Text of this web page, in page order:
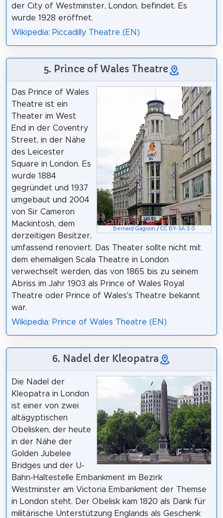
der City of Westminster, London, befindet. Es
wurde 1928 eröffnet.
Wikipedia: Piccadilly Theatre (EN)
5. Prince of Wales Theatre
Bernard Gagnon /CC BY-SA 3.0
Das Prince of Wales
Theatre ist ein
Theater im West
End in der Coventry
Street, in der Nähe
des Leicester
Square in London. Es
wurde 1884
gegründet und 1937
umgebaut und 2004
von Sir Cameron
Mackintosh, dem
derzeitigen Besitzer,
umfassend renoviert. Das Theater sollte nicht mit
dem ehemaligen Scala Theatre in London
verwechselt werden, das von 1865 bis zu seinem
Abriss im Jahr 1903 als Prince of Wales Royal
Theatre oder Prince of Wales's Theatre bekannt
war.
Wikipedia: Prince of Wales Theatre (EN)
6. Nadel der Kleopatra
Die Nadel der
Kleopatra in London
ist einer von zwei
altägyptischen
Obelisken, der heute
in der Nähe der
Golden Jubelee
Bridges und der U-
Bahn-Haltestelle Embankment im Bezirk
Westminster am Victoria Embankment der Themse
in London steht. Der Obelisk kam 1820 als Dank für
militärische Unterstützung Englands als Geschenk